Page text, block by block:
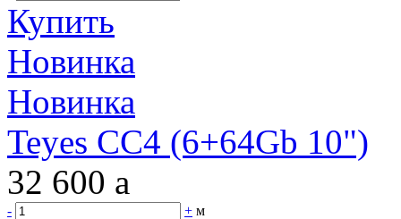
Купить
Новинка
Новинка
Teyes CC4 (6+64Gb 10")
32 600 a
- + м